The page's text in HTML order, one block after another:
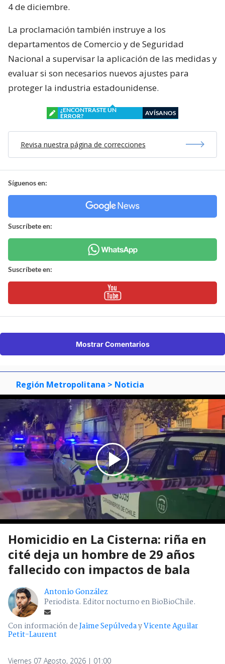
4 de diciembre.
La proclamación también instruye a los
departamentos de Comercio y de Seguridad
Nacional a supervisar la aplicación de las medidas y
evaluar si son necesarios nuevos ajustes para
proteger la industria estadounidense.
¿ENCONTRASTE UN
ERROR?
AVÍSANOS
Revisa nuestra página de correcciones
Síguenos en:
Suscríbete en:
Suscríbete en:
Mostrar Comentarios
Región Metropolitana > Noticia
Homicidio en La Cisterna: riña en
cité deja un hombre de 29 años
fallecido con impactos de bala
Antonio González
Periodista. Editor nocturno en BioBioChile.
Con información deJaime SepúlvedayVicente Aguilar
Petit-Laurent
Viernes 07 Agosto, 2026 | 01:00